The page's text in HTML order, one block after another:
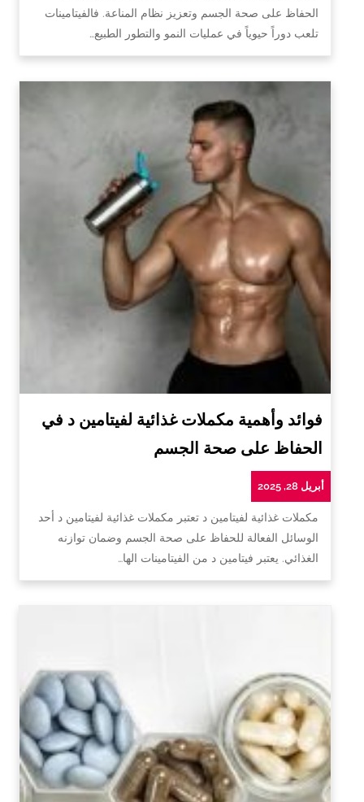
الحفاظ على صحة الجسم وتعزيز نظام المناعة. فالفيتامينات
تلعب دوراً حيوياً في عمليات النمو والتطور الطبيع…
فوائد وأهمية مكملات غذائية لفيتامين د في
الحفاظ على صحة الجسم
أبريل 28, 2025
مكملات غذائية لفيتامين د تعتبر مكملات غذائية لفيتامين د أحد
الوسائل الفعالة للحفاظ على صحة الجسم وضمان توازنه
الغذائي. يعتبر فيتامين د من الفيتامينات الها…